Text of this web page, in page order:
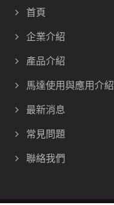
首頁
企業介紹
產品介紹
馬達使用與應用介紹
最新消息
常見問題
聯絡我們